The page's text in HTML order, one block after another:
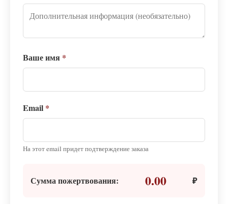
Ваше имя *
Email *
На этот email придет подтверждение заказа
Сумма пожертвования: 0.00 ₽